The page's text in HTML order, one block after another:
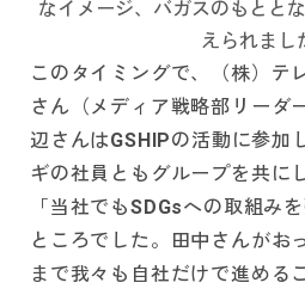
なイメージ、バガスのもとと
えられまし
このタイミングで、（株）テ
さん（メディア戦略部リーダ
辺さんはGSHIPの活動に参加
ギの社員ともグループを共に
「当社でもSDGsへの取組み
ところでした。田中さんがお
まで我々も自社だけで進める